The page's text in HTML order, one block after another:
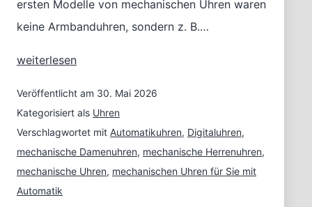
ersten Modelle von mechanischen Uhren waren
keine Armbanduhren, sondern z. B.…
Verschiedene
von
Armbanduhren
im
Vergleich:
automatisch
oder
weiterlesen
Veröffentlicht am 30. Mai 2026
Kategorisiert als Uhren
Verschlagwortet mit Automatikuhren, Digitaluhren,
mechanische Damenuhren, mechanische Herrenuhren,
mechanische Uhren, mechanischen Uhren für Sie mit
Automatik